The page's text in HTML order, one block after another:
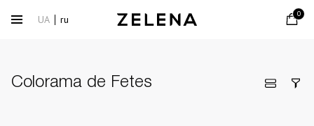
UA ru 0
Colorama de Fetes